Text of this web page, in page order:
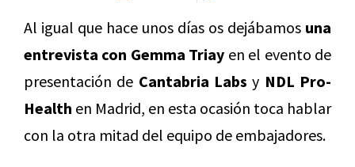
Al igual que hace unos días os dejábamos una
entrevista con Gemma Triay en el evento de
presentación de Cantabria Labs y NDL Pro-
Health en Madrid, en esta ocasión toca hablar
con la otra mitad del equipo de embajadores.